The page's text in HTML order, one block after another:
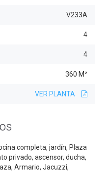
V233A
4
4
360 M²
VER PLANTA
completa, jardín, Plaza
privado, ascensor, ducha,
Armario, Jacuzzi,